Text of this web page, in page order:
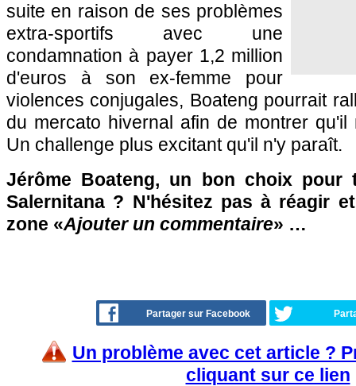
suite en raison de ses problèmes
extra-sportifs avec une
condamnation à payer 1,2 million
d'euros à son ex-femme pour
violences conjugales, Boateng pourrait
du mercato hivernal afin de montrer
Un challenge plus excitant qu'il n'y paraît.
Jérôme Boateng, un bon choix pour
Salernitana ? N'hésitez pas à réagir
zone «Ajouter un commentaire» …
Partager sur Facebook
Un problème avec cet article ?
cliquant sur ce lien